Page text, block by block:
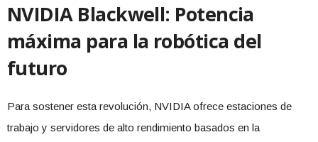
NVIDIA Blackwell: Potencia
máxima para la robótica del
futuro
Para sostener esta revolución, NVIDIA ofrece estaciones de
trabajo y servidores de alto rendimiento basados en la